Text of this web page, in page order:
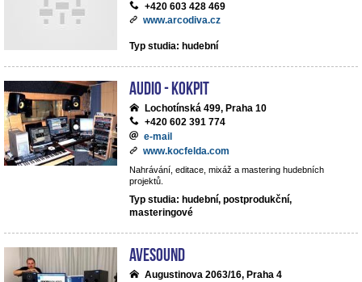
+420 603 428 469
www.arcodiva.cz
Typ studia: hudební
Audio - Kokpit
Lochotínská 499, Praha 10
+420 602 391 774
e-mail
www.kocfelda.com
Nahrávání, editace, mixáž a mastering hudebních
projektů.
Typ studia: hudební, postprodukční,
masteringové
avesound
Augustinova 2063/16, Praha 4